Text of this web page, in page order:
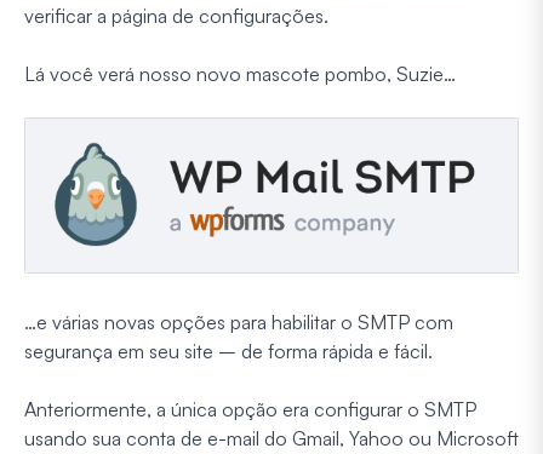
verificar a página de configurações.
Lá você verá nosso novo mascote pombo, Suzie…
…e várias novas opções para habilitar o SMTP com
segurança em seu site – de forma rápida e fácil.
Anteriormente, a única opção era configurar o SMTP
usando sua conta de e-mail do Gmail, Yahoo ou Microsoft